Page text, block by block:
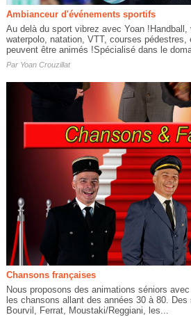
Ambianceur d'événements sportifs
Au delà du sport vibrez avec Yoan
waterpolo, natation, VTT, courses
peuvent être animés !Spécialisé dans le
Par Yoan Crouzillat
Chansons françaises
Nous proposons des animations séniors
les chansons allant des années 30 à 80.
Bourvil, Ferrat, Moustaki/Reggiani, les...